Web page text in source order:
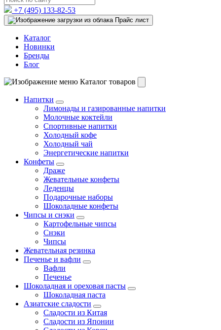
+7 (495) 133-82-53
Прайс лист
Каталог
Новинки
Бренды
Блог
Каталог товаров
Напитки
Лимонады и газированные напитки
Молочные коктейли
Спортивные напитки
Холодный кофе
Холодный чай
Энергетические напитки
Конфеты
Драже
Жевательные конфеты
Леденцы
Подарочные наборы
Шоколадные конфеты
Чипсы и снэки
Картофельные чипсы
Снэки
Чипсы
Жевательная резинка
Печенье и вафли
Вафли
Печенье
Шоколадная и ореховая пасты
Шоколадная паста
Азиатские сладости
Сладости из Китая
Сладости из Японии